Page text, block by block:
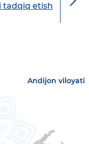
tadqiq etish
Andijon viloyati